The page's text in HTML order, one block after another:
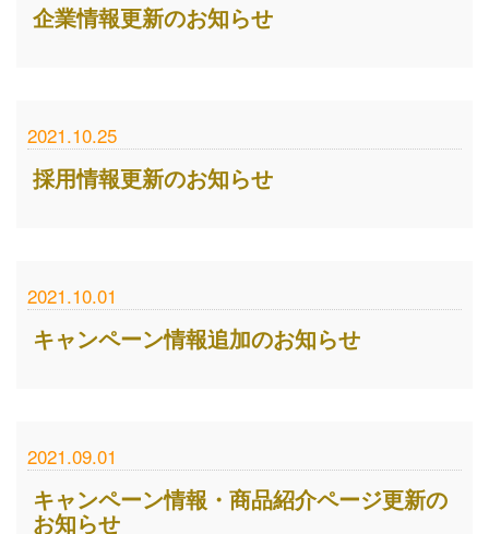
企業情報更新のお知らせ
2021.10.25
採用情報更新のお知らせ
2021.10.01
キャンペーン情報追加のお知らせ
2021.09.01
キャンペーン情報・商品紹介ページ更新の
お知らせ